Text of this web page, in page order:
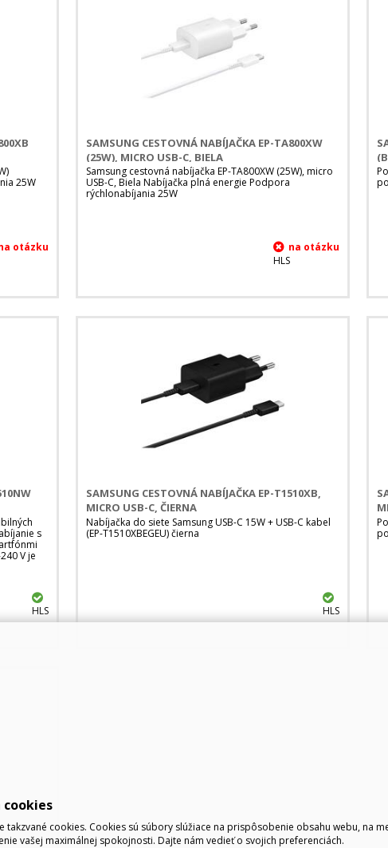
25W
SAMSUNG CESTOVNÁ NABÍJAČKA EP-TA800XW
(25W), MICRO USB-C, BIELA
Samsung cestovná nabíjačka EP-TA800XW (25W), micro
USB-C, Biela Nabíjačka plná energie Podpora
rýchlonabíjania 25W
HLS
s
V je
HLS
SAMSUNG CESTOVNÁ NABÍJAČKA EP-T1510XB,
MICRO USB-C, ČIERNA
Nabíjačka do siete Samsung USB-C 15W + USB-C kabel
(EP-T1510XBEGEU) čierna
HLS
takzvané cookies. Cookies sú súbory slúžiace na prispôsobenie obsahu webu, na
vašej maximálnej spokojnosti. Dajte nám vedieť o svojich preferenciách.